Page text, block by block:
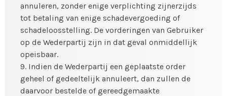
annuleren, zonder enige verplichting zijnerzijds
tot betaling van enige schadevergoeding of
schadeloosstelling. De vorderingen van Gebruiker
op de Wederpartij zijn in dat geval onmiddellijk
opeisbaar.
9. Indien de Wederpartij een geplaatste order
geheel of gedeeltelijk annuleert, dan zullen de
daarvoor bestelde of gereedgemaakte